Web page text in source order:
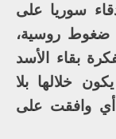
سوريا على
ضغوط روسية،
بقاء الأسد
خلالها بلا
أي وافقت على